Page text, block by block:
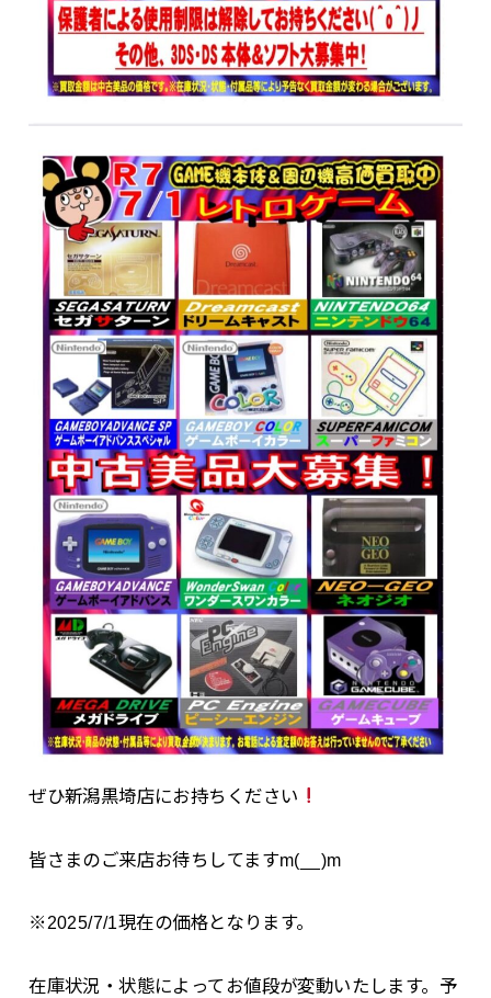
ぜひ新潟黒埼店にお持ちください
皆さまのご来店お待ちしてますm(__)m
※2025/7/1現在の価格となります。
在庫状況・状態によってお値段が変動いたします。予